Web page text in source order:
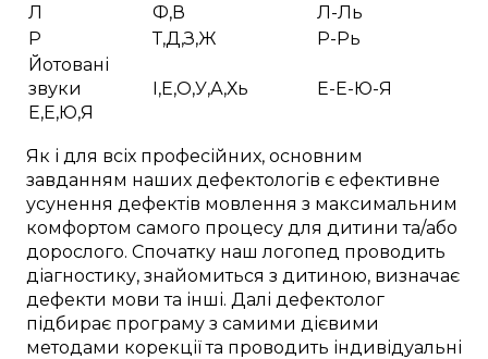
Л
Ф,В
Л-Ль
Р
Т,Д,З,Ж
Р-Рь
Йотовані
звуки
Е,Е,Ю,Я
І,Е,О,У,А,Хь Е-Е-Ю-Я
Як і для всіх професійних, основним
завданням наших дефектологів є ефективне
усунення дефектів мовлення з максимальним
комфортом самого процесу для дитини та/або
дорослого. Спочатку наш логопед проводить
діагностику, знайомиться з дитиною, визначає
дефекти мови та інші. Далі дефектолог
підбирає програму з самими дієвими
методами корекціїта проводить індивідуальні